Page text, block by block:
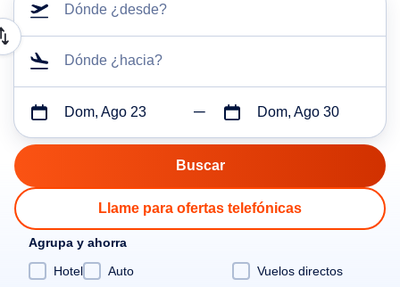
Dónde ¿desde?
Dónde ¿hacia?
Dom, Ago 23 Dom, Ago 30
Llame para ofertas telefónicas
Agrupa y ahorra
Hotel
Auto Vuelos directos